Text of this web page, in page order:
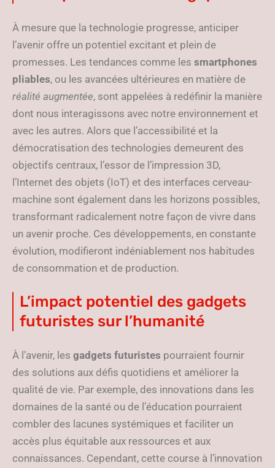
À mesure que la technologie progresse, anticiper
l’avenir offre un potentiel excitant et plein de
promesses. Les tendances comme les smartphones
pliables, ou les avancées ultérieures en matière de
réalité augmentée, sont appelées à redéfinir la manière
dont nous interagissons avec notre environnement et
avec les autres. Alors que l’accessibilité et la
démocratisation des technologies demeurent des
objectifs centraux, l’essor de l’impression 3D,
l’Internet des objets (IoT) et des interfaces cerveau-
machine sont également dans les horizons possibles,
transformant radicalement notre façon de vivre dans
un avenir proche. Ces développements, en constante
évolution, modifieront indéniablement nos habitudes
de consommation et de production.
L’impact potentiel des gadgets
futuristes sur l’humanité
À l’avenir, les gadgets futuristes pourraient fournir
des solutions aux défis quotidiens et améliorer la
qualité de vie. Par exemple, des innovations dans les
domaines de la santé ou de l’éducation pourraient
combler des lacunes systémiques et faciliter un
accès plus équitable aux ressources et aux
connaissances. Cependant, cette course à l’innovation